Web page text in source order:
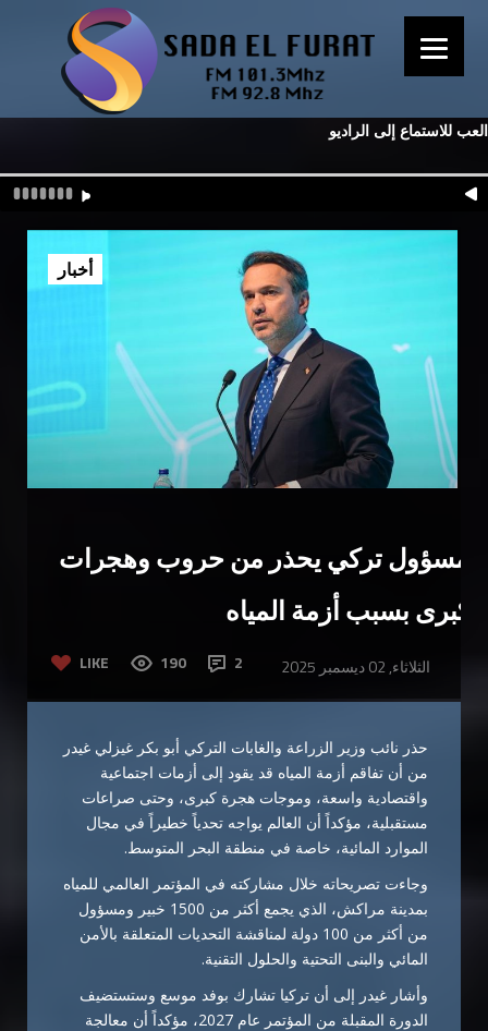
العب للاستماع إلى الراديو
مسؤول تركي يحذر من حروب وهجرات
كبرى بسبب أزمة المياه
LIKE 190 2 الثلاثاء, 02 ديسمبر 2025
أخبار
حذر نائب وزير الزراعة والغابات التركي أبو بكر غيزلي غيدر
من أن تفاقم أزمة المياه قد يقود إلى أزمات اجتماعية
واقتصادية واسعة، وموجات هجرة كبرى، وحتى صراعات
مستقبلية، مؤكداً أن العالم يواجه تحدياً خطيراً في مجال
الموارد المائية، خاصة في منطقة البحر المتوسط.
وجاءت تصريحاته خلال مشاركته في المؤتمر العالمي للمياه
بمدينة مراكش، الذي يجمع أكثر من 1500 خبير ومسؤول
من أكثر من 100 دولة لمناقشة التحديات المتعلقة بالأمن
المائي والبنى التحتية والحلول التقنية.
وأشار غيدر إلى أن تركيا تشارك بوفد موسع وستستضيف
الدورة المقبلة من المؤتمر عام 2027، مؤكداً أن معالجة